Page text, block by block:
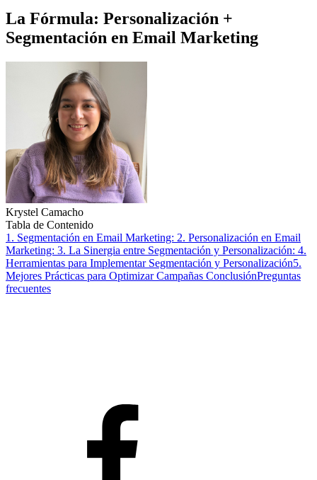
La Fórmula: Personalización +
Segmentación en Email Marketing
Krystel Camacho
Tabla de Contenido
1. Segmentación en Email Marketing: 2. Personalización en Email
Marketing: 3. La Sinergia entre Segmentación y Personalización: 4.
Herramientas para Implementar Segmentación y Personalización5.
Mejores Prácticas para Optimizar Campañas ConclusiónPreguntas
frecuentes